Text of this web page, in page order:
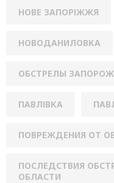
НОВЕ ЗАПОРІЖЖЯ
НОВОДАНИЛОВКА
ОБСТРЕЛЫ
ПАВЛІВКА
ПОВРЕЖДЕНИЯ ОТ
ПОСЛЕДСТВИЯ
ОБЛАСТИ